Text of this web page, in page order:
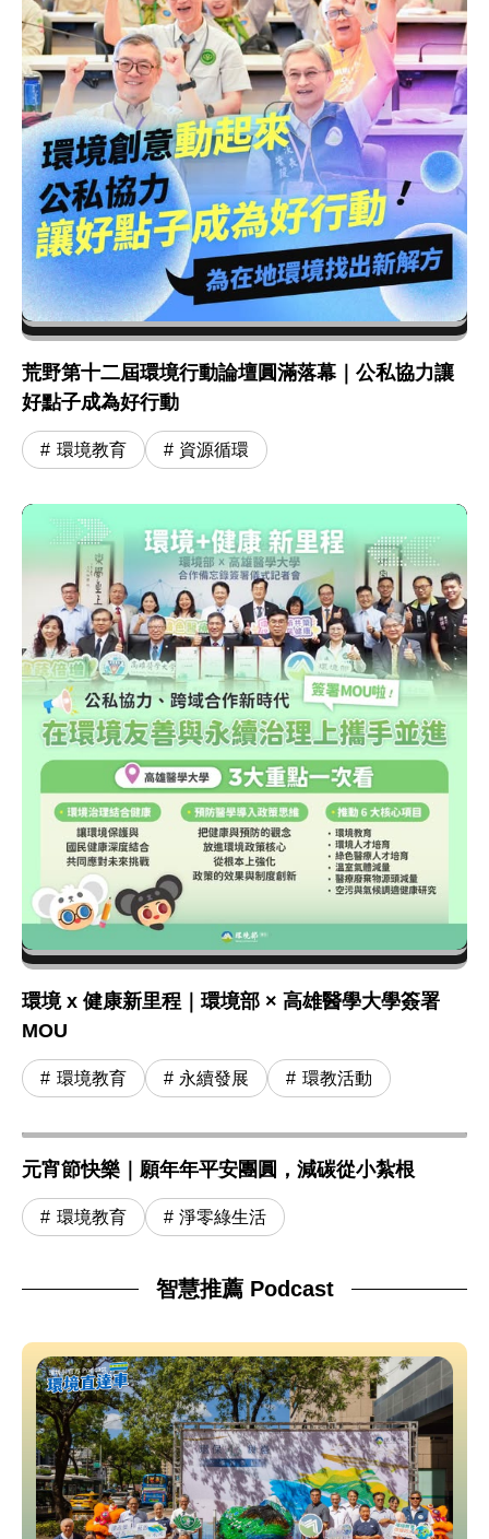
荒野第十二屆環境行動論壇圓滿落幕｜公私協力讓
好點子成為好行動
環境教育 資源循環
環境 x 健康新里程｜環境部 × 高雄醫學大學簽署
MOU
環境教育 永續發展 環教活動
元宵節快樂｜願年年平安團圓，減碳從小紮根
環境教育 淨零綠生活
智慧推薦 Podcast